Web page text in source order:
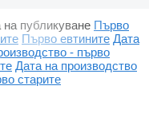
на публикуване Първо
Първо евтините Дата
- първо
Дата на производство
старите